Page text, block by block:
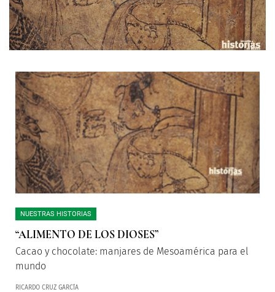
NUESTRAS HISTORIAS
“ALIMENTO DE LOS DIOSES”
Cacao y chocolate: manjares de Mesoamérica para el
mundo
RICARDO CRUZ GARCÍA